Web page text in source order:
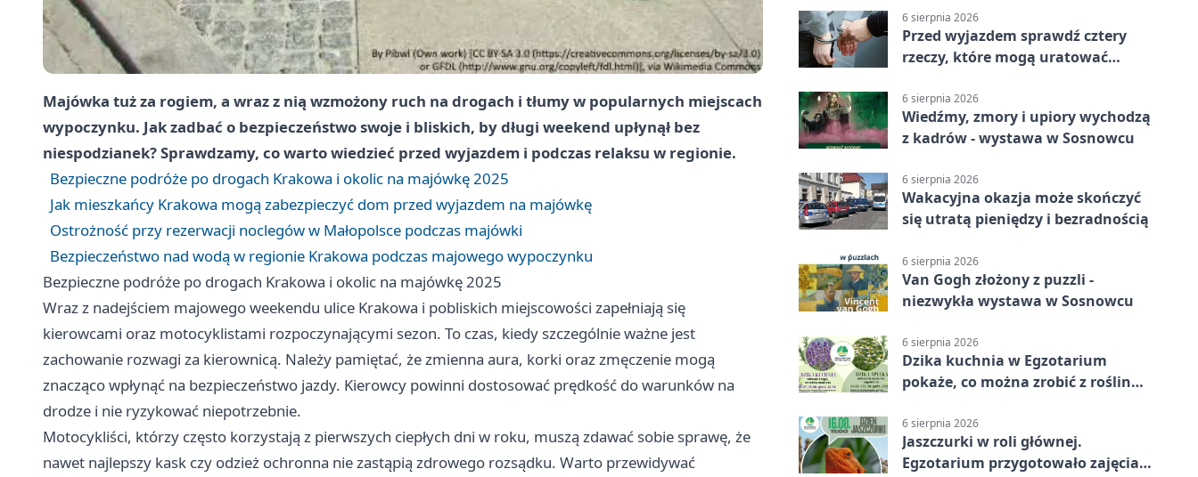
Majówka tuż za rogiem, a wraz z nią wzmożony ruch na drogach i tłumy w popularnych miejscach
wypoczynku. Jak zadbać o bezpieczeństwo swoje i bliskich, by długi weekend upłynął bez
niespodzianek? Sprawdzamy, co warto wiedzieć przed wyjazdem i podczas relaksu w regionie.
Bezpieczne podróże po drogach Krakowa i okolic na majówkę 2025
Jak mieszkańcy Krakowa mogą zabezpieczyć dom przed wyjazdem na majówkę
Ostrożność przy rezerwacji noclegów w Małopolsce podczas majówki
Bezpieczeństwo nad wodą w regionie Krakowa podczas majowego wypoczynku
Bezpieczne podróże po drogach Krakowa i okolic na majówkę 2025
Wraz z nadejściem majowego weekendu ulice Krakowa i pobliskich miejscowości zapełniają się
kierowcami oraz motocyklistami rozpoczynającymi sezon. To czas, kiedy szczególnie ważne jest
zachowanie rozwagi za kierownicą. Należy pamiętać, że zmienna aura, korki oraz zmęczenie mogą
znacząco wpłynąć na bezpieczeństwo jazdy. Kierowcy powinni dostosować prędkość do warunków na
drodze i nie ryzykować niepotrzebnie.
Motocykliści, którzy często korzystają z pierwszych ciepłych dni w roku, muszą zdawać sobie sprawę, że
nawet najlepszy kask czy odzież ochronna nie zastąpią zdrowego rozsądku. Warto przewidywać
6 sierpnia 2026
Przed wyjazdem sprawdź cztery
rzeczy, które mogą uratować
6 sierpnia 2026
Wiedźmy, zmory i upiory wychodzą
z kadrów - wystawa w Sosnowcu
6 sierpnia 2026
Wakacyjna okazja może skończyć
się utratą pieniędzy i bezradnością
6 sierpnia 2026
Van Gogh złożony z puzzli -
niezwykła wystawa w Sosnowcu
6 sierpnia 2026
Dzika kuchnia w Egzotarium
pokaże, co można zrobić z roślin
6 sierpnia 2026
Jaszczurki w roli głównej.
Egzotarium przygotowało zajęcia